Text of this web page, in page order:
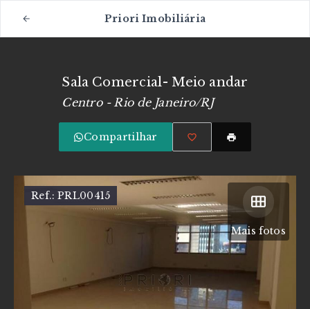
Priori Imobiliária
Sala Comercial- Meio andar
Centro - Rio de Janeiro/RJ
Compartilhar
Mais fotos
Ref.:PRL00415